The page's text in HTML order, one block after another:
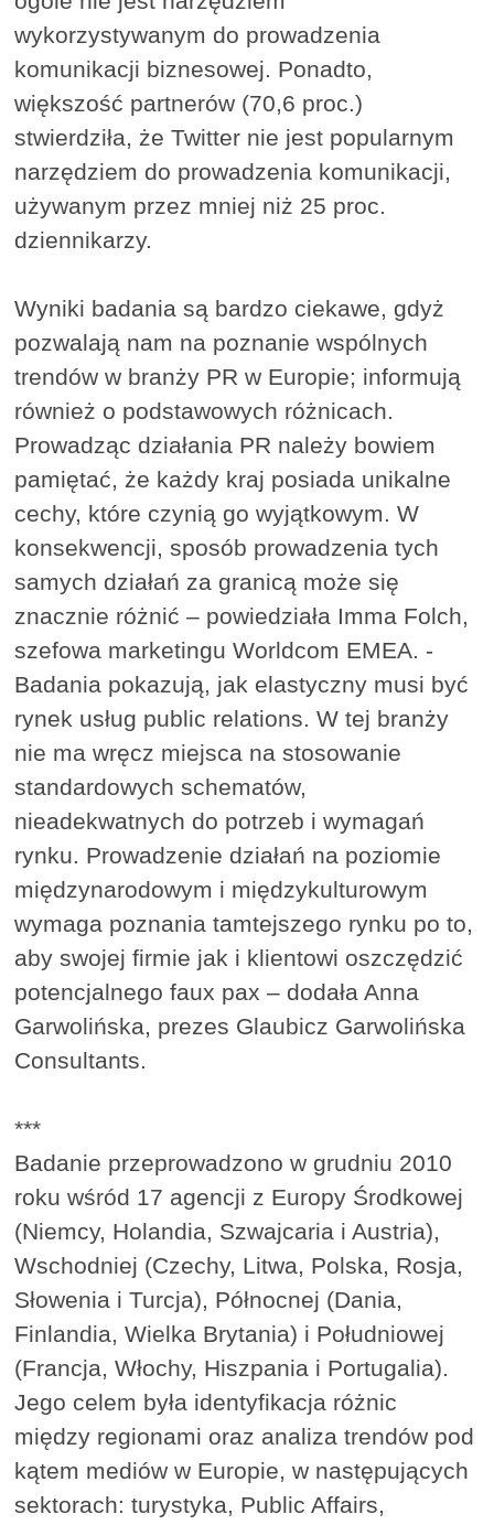
wykorzystywanym do prowadzenia
komunikacji biznesowej. Ponadto,
większość partnerów (70,6 proc.)
stwierdziła, że Twitter nie jest popularnym
narzędziem do prowadzenia komunikacji,
używanym przez mniej niż 25 proc.
dziennikarzy.
Wyniki badania są bardzo ciekawe, gdyż
pozwalają nam na poznanie wspólnych
trendów w branży PR w Europie; informują
również o podstawowych różnicach.
Prowadząc działania PR należy bowiem
pamiętać, że każdy kraj posiada unikalne
cechy, które czynią go wyjątkowym. W
konsekwencji, sposób prowadzenia tych
samych działań za granicą może się
znacznie różnić – powiedziała Imma Folch,
szefowa marketingu Worldcom EMEA. -
Badania pokazują, jak elastyczny musi być
rynek usług public relations. W tej branży
nie ma wręcz miejsca na stosowanie
standardowych schematów,
nieadekwatnych do potrzeb i wymagań
rynku. Prowadzenie działań na poziomie
międzynarodowym i międzykulturowym
wymaga poznania tamtejszego rynku po to,
aby swojej firmie jak i klientowi oszczędzić
potencjalnego faux pax – dodała Anna
Garwolińska, prezes Glaubicz Garwolińska
Consultants.
***
Badanie przeprowadzono w grudniu 2010
roku wśród 17 agencji z Europy Środkowej
(Niemcy, Holandia, Szwajcaria i Austria),
Wschodniej (Czechy, Litwa, Polska, Rosja,
Słowenia i Turcja), Północnej (Dania,
Finlandia, Wielka Brytania) i Południowej
(Francja, Włochy, Hiszpania i Portugalia).
Jego celem była identyfikacja różnic
między regionami oraz analiza trendów pod
kątem mediów w Europie, w następujących
sektorach: turystyka, Public Affairs,